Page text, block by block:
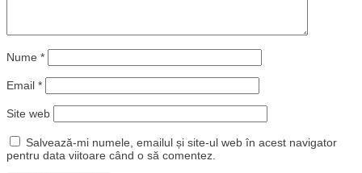
Nume *
Email *
Site web
Salvează-mi numele, emailul și site-ul web în acest navigator
pentru data viitoare când o să comentez.